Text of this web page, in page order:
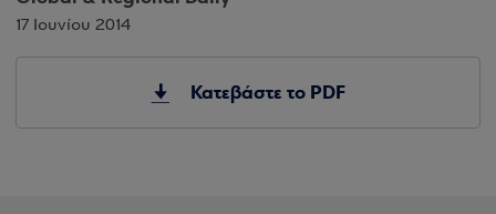
17 Ιουνίου 2014
Κατεβάστε το PDF